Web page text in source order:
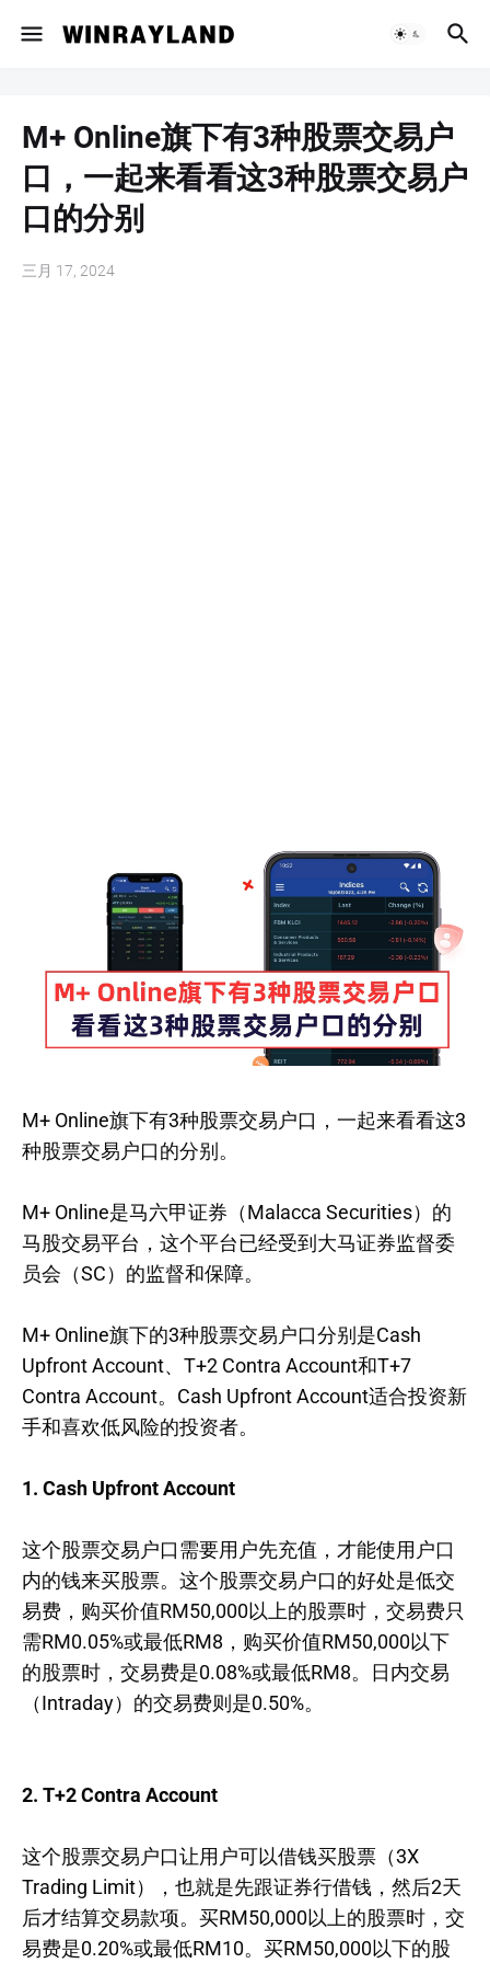
M+ Online旗下有3种股票交易户
口，一起来看看这3种股票交易户
口的分别
三月 17, 2024
M+ Online旗下有3种股票交易户口，一起来看看这3
种股票交易户口的分别。
M+ Online是马六甲证券（Malacca Securities）的
马股交易平台，这个平台已经受到大马证券监督委
员会（SC）的监督和保障。
M+ Online旗下的3种股票交易户口分别是Cash
Upfront Account、T+2 Contra Account和T+7
Contra Account。Cash Upfront Account适合投资新
手和喜欢低风险的投资者。
1. Cash Upfront Account
这个股票交易户口需要用户先充值，才能使用户口
内的钱来买股票。这个股票交易户口的好处是低交
易费，购买价值RM50,000以上的股票时，交易费只
需RM0.05%或最低RM8，购买价值RM50,000以下
的股票时，交易费是0.08%或最低RM8。日内交易
（Intraday）的交易费则是0.50%。
2. T+2 Contra Account
这个股票交易户口让用户可以借钱买股票（3X
Trading Limit），也就是先跟证券行借钱，然后2天
后才结算交易款项。买RM50,000以上的股票时，交
易费是0.20%或最低RM10。买RM50,000以下的股